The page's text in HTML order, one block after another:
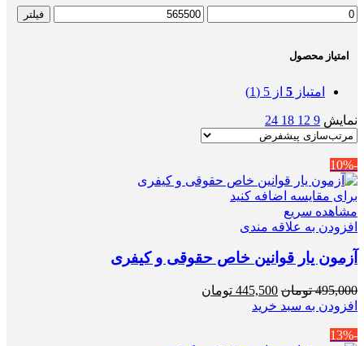
حداقل
حداکثر
فیلتر
امتیاز محصول
امتیاز 5 از 5 (1)
نمایش 9
12
18
24
-10%
برای مقایسه اضافه کنید
مشاهده سریع
افزودن به علاقه مندی
آزمون یار قوانین خاص حقوقی و کیفری
495,000 تومان قیمت
اصلی
445,500 تومان
افزودن به سبد خرید
-13%